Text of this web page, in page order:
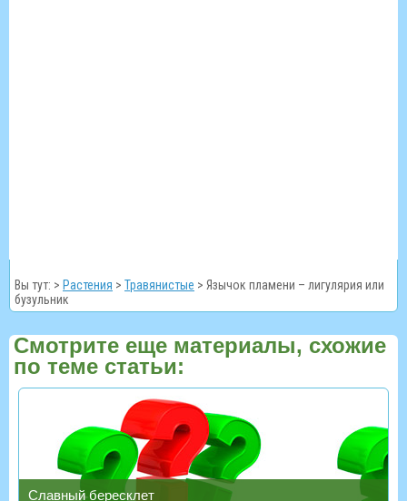
Вы тут: > Растения > Травянистые > Язычок пламени – лигулярия или
бузульник
Смотрите еще материалы, схожие
по теме статьи:
Славный бересклет